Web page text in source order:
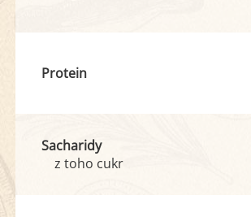
Protein
Sacharidy
z toho cukr